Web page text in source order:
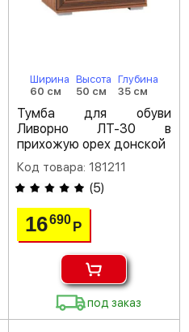
Ширина
60 см
Высота
50 см
Глубина
35 см
Тумба для обуви
Ливорно ЛТ-30 в
прихожую орех донской
Код товара: 181211
(5)
16690 Р
под заказ